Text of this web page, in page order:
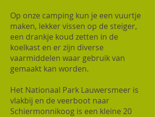
Op onze camping kun je een vuurtje
maken, lekker vissen op de steiger,
een drankje koud zetten in de
koelkast en er zijn diverse
vaarmiddelen waar gebruik van
gemaakt kan worden.
Het Nationaal Park Lauwersmeer is
vlakbij en de veerboot naar
Schiermonnikoog is een kleine 20